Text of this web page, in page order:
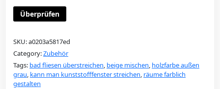
Überprüfen
SKU:a0203a5817ed
Category:Zubehör
Tags: bad fliesen überstreichen, beige mischen, holzfarbe außen
grau, kann man kunststofffenster streichen, räume farblich
gestalten